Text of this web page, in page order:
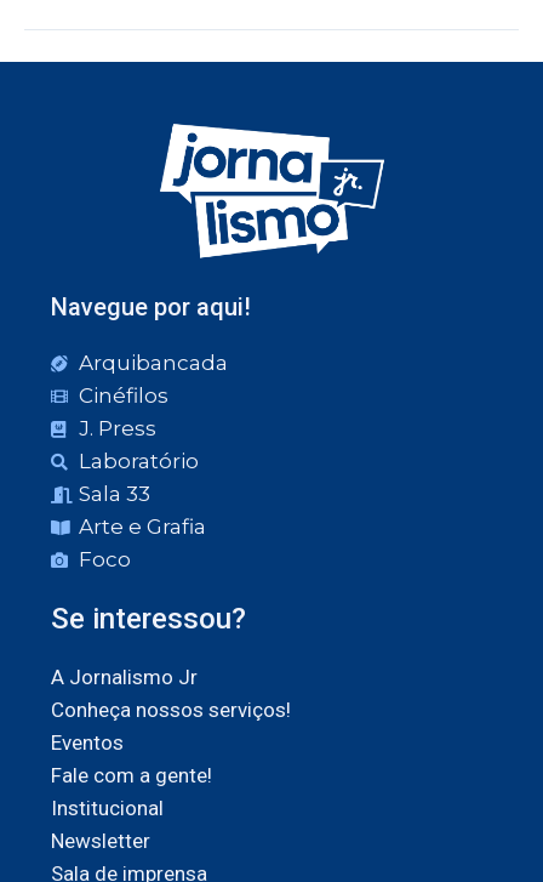
Navegue por aqui!
Arquibancada
Cinéfilos
J. Press
Laboratório
Sala 33
Arte e Grafia
Foco
Se interessou?
A Jornalismo Jr
Conheça nossos serviços!
Eventos
Fale com a gente!
Institucional
Newsletter
Sala de imprensa